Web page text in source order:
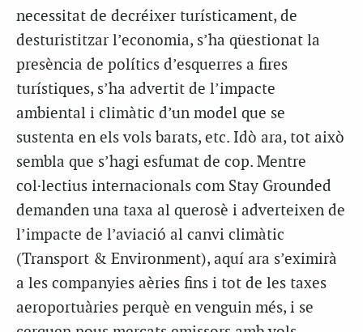
necessitat de decréixer turísticament, de
desturistitzar l’economia, s’ha qüestionat la
presència de polítics d’esquerres a fires
turístiques, s’ha advertit de l’impacte
ambiental i climàtic d’un model que se
sustenta en els vols barats, etc. Idò ara, tot això
sembla que s’hagi esfumat de cop. Mentre
col·lectius internacionals com Stay Grounded
demanden una taxa al querosè i adverteixen de
l’impacte de l’aviació al canvi climàtic
(Transport & Environment), aquí ara s’eximirà
a les companyies aèries fins i tot de les taxes
aeroportuàries perquè en venguin més, i se